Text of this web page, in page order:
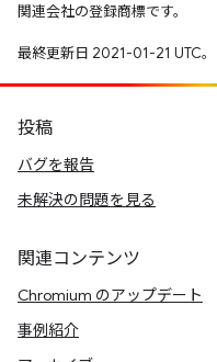
関連会社の登録商標です。
最終更新日 2021-01-21 UTC。
投稿
バグを報告
未解決の問題を見る
関連コンテンツ
Chromium のアップデート
事例紹介